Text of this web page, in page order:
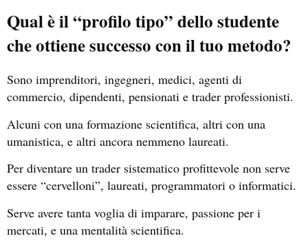
Qual è il “profilo tipo” dello studente
che ottiene successo con il tuo metodo?
Sono imprenditori, ingegneri, medici, agenti di
commercio, dipendenti, pensionati e trader professionisti.
Alcuni con una formazione scientifica, altri con una
umanistica, e altri ancora nemmeno laureati.
Per diventare un trader sistematico profittevole non serve
essere “cervelloni”, laureati, programmatori o informatici.
Serve avere tanta voglia di imparare, passione per i
mercati, e una mentalità scientifica.